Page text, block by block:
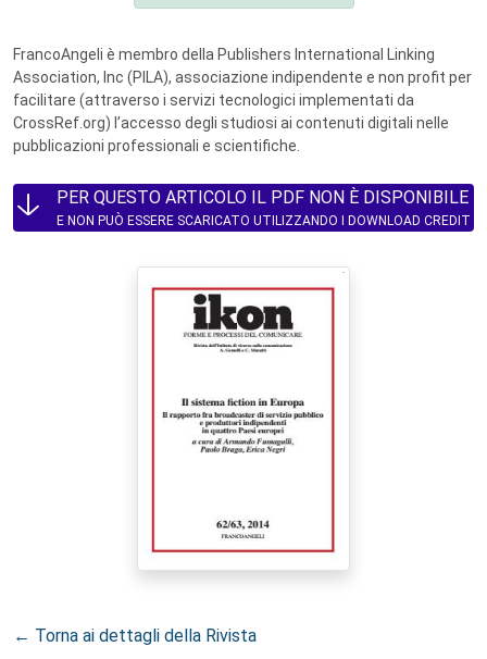
FrancoAngeli è membro della Publishers International Linking
Association, Inc (PILA), associazione indipendente e non profit per
facilitare (attraverso i servizi tecnologici implementati da
CrossRef.org) l’accesso degli studiosi ai contenuti digitali nelle
pubblicazioni professionali e scientifiche.
PER QUESTO ARTICOLO IL PDF NON È DISPONIBILE
E NON PUÒ ESSERE SCARICATO UTILIZZANDO I DOWNLOAD CREDIT
← Torna ai dettagli della Rivista